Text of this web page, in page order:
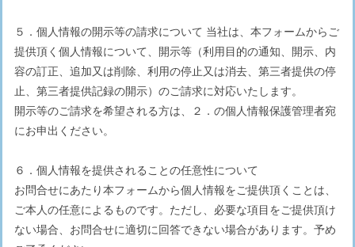
５．個人情報の開示等の請求について 当社は、本フォームからご
提供頂く個人情報について、開示等（利用目的の通知、開示、内
容の訂正、追加又は削除、利用の停止又は消去、第三者提供の停
止、第三者提供記録の開示）のご請求に対応いたします。
開示等のご請求を希望される方は、２．の個人情報保護管理者宛
にお申出ください。
６．個人情報を提供されることの任意性について
お問合せにあたり本フォームから個人情報をご提供頂くことは、
ご本人の任意によるものです。ただし、必要な項目をご提供頂け
ない場合、お問合せに適切に回答できない場合があります。予め